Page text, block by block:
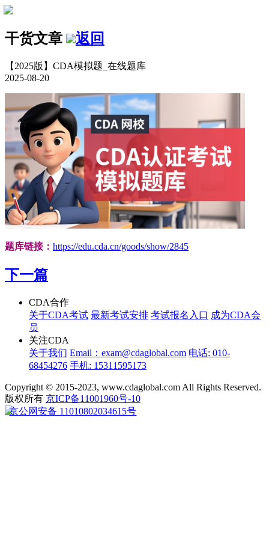
干货文章 返回
【2025版】CDA模拟题_在线题库
2025-08-20
题库链接： https://edu.cda.cn/goods/show/2845
下一篇
CDA合作
关于CDA考试 最新考试安排 考试报名入口 成为CDA会
员
关注CDA
关于我们 Email：exam@cdaglobal.com 电话: 010-
68454276 手机: 15311595173
Copyright © 2015-2023, www.cdaglobal.com All Rights Reserved.
版权所有 京ICP备11001960号-10
京公网安备 11010802034615号